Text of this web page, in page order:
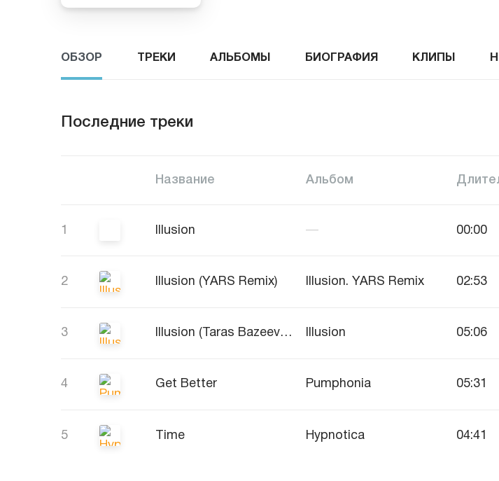
ОБЗОР ТРЕКИ АЛЬБОМЫ БИОГРАФИЯ КЛИПЫ
Последние треки
Название Альбом
1 Illusion — 00:00
2 Illusion (YARS Remix) Illusion. YARS Remix 02:53
3 Illusion (Taras Bazeev Chillout Remix) Illusion 05:06
4 Get Better Pumphonia 05:31
5 Time Hypnotica 04:41